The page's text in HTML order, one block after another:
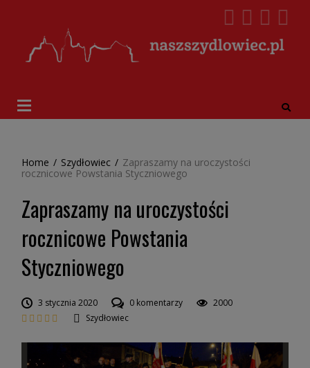
Home / Szydłowiec / Zapraszamy na uroczystości
rocznicowe Powstania Styczniowego
Zapraszamy na uroczystości
rocznicowe Powstania
Styczniowego
3 stycznia 2020 0 komentarzy
2000
Szydłowiec